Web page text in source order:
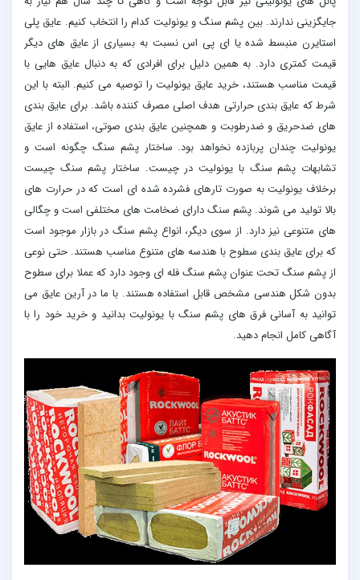
جایگزینی ندارند. بین پشم سنگ و یونولیت کدام را انتخاب کنیم. عایق پلی
استایرن منبسط شده یا ای پی اس نسبت به بسیاری از عایق های دیگر
قیمت کمتری دارد. به همین دلیل برای افرادی که به دنبال عایق هایی با
قیمت مناسب هستند، خرید عایق یونولیت را توصیه می کنیم. البته با این
شرط که عایق بندی حرارتی هدف اصلی مصرف کننده باشد. برای عایق بندی
های ضدحریق و ضدرطوبت و همچنین عایق بندی صوتی، استفاده از عایق
یونولیت چندان پربازده نخواهد بود. ساختار پشم سنگ چگونه است و
تشابهات پشم سنگ با یونولیت در چیست. ساختار پشم سنگ چیست
برخلاف یونولیت به صورت تارهای فشرده شده ای است که در حرارت های
بالا تولید می شوند. پشم سنگ دارای ضخامت های مختلفی است و چگالی
های متنوعی نیز دارد. از سوی دیگر، انواع پشم سنگ در بازار موجود است
که برای عایق بندی سطوح با هندسه های متنوع مناسب هستند. حتی نوعی
از پشم سنگ تحت عنوان پشم سنگ فله ای وجود دارد که عملا برای سطوح
بدون شکل هندسی مشخص قابل استفاده هستند. با ما در آرین عایق می
توانید به آسانی فرق های پشم سنگ با یونولیت بدانید و خرید خود را با
آگاهی کامل انجام دهید.